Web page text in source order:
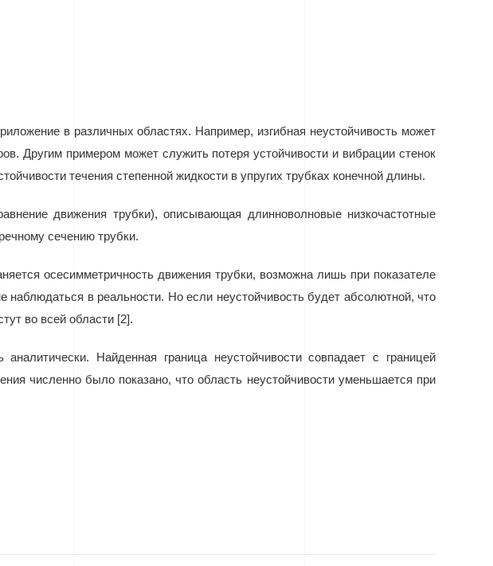
в различных областях. Например, изгибная неустойчивость может
Другим примером может служить потеря устойчивости и вибрации стенок
течения степенной жидкости в упругих трубках конечной длины.
движения трубки), описывающая длинноволновые низкочастотные
сечению трубки.
осесимметричность движения трубки, возможна лишь при показателе
наблюдаться в реальности. Но если неустойчивость будет абсолютной, что
во всей области [2].
Найденная граница неустойчивости совпадает с границей
численно было показано, что область неустойчивости уменьшается при